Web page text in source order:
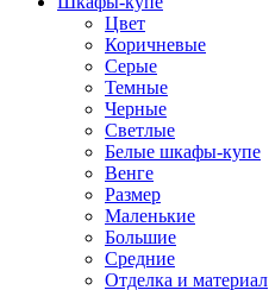
Цвет
Коричневые
Серые
Темные
Черные
Светлые
Белые шкафы-купе
Венге
Размер
Маленькие
Большие
Средние
Отделка и материал